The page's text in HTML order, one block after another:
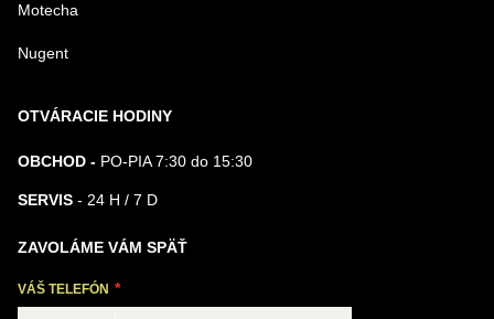
Motecha
Nugent
OTVÁRACIE HODINY
OBCHOD - PO-PIA 7:30 do 15:30
SERVIS - 24 H / 7 D
ZAVOLÁME VÁM SPÄŤ
VÁŠ TELEFÓN